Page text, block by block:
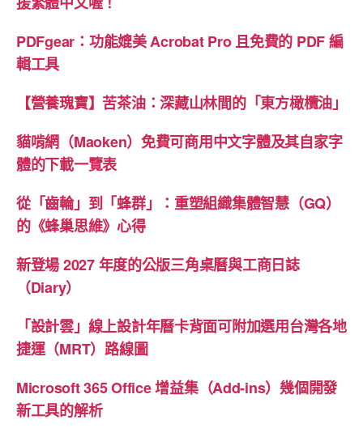
PDFgear：功能媲美 Acrobat Pro 且免費的 PDF 編
輯工具
【營養瑰寶】苦茶油：深藏山林間的「東方橄欖油」
貓啃網（Maoken）免費可商用中文字體及其自家字
體的下載一覽表
從「齒輪」到「蜂群」：重塑組織集體智慧（GQ）
的《蜂巢思維》心得
新登場 2027 年度的公版三角桌曆與工商日誌
（Diary）
「設計雲」線上設計年曆卡背面可附加選用台灣各地
捷運（MRT）路線圖
Microsoft 365 Office 增益集（Add-ins）幾個開發
新工具的解析